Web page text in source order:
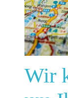
Wir